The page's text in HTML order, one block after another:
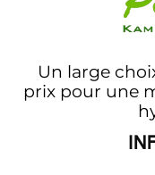
Un large
prix pour une